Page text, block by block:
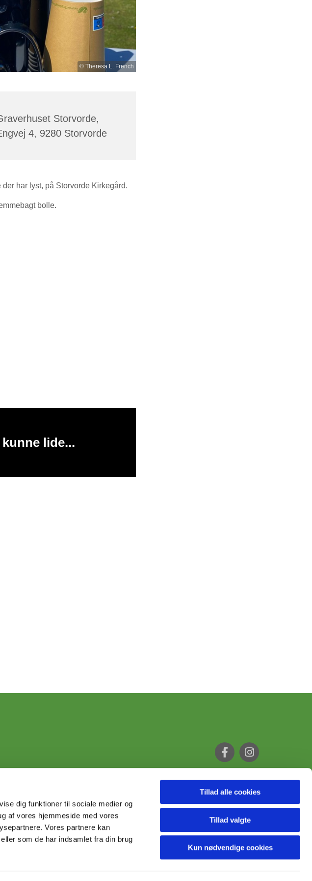
dig funktioner til sociale medier og
af vores hjemmeside med vores
Vores partnere kan
som de har indsamlet fra din brug
Tillad alle cookies
Tillad valgte
Kun nødvendige cookies
© Theresa L. French
Storvorde,
4, 9280 Storvorde
har lyst, på Storvorde Kirkegård.
bolle.
lide...